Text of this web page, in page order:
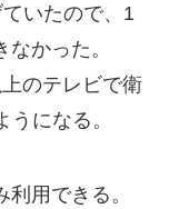
いたので、1
かった。
のテレビで衛
になる。
用できる。